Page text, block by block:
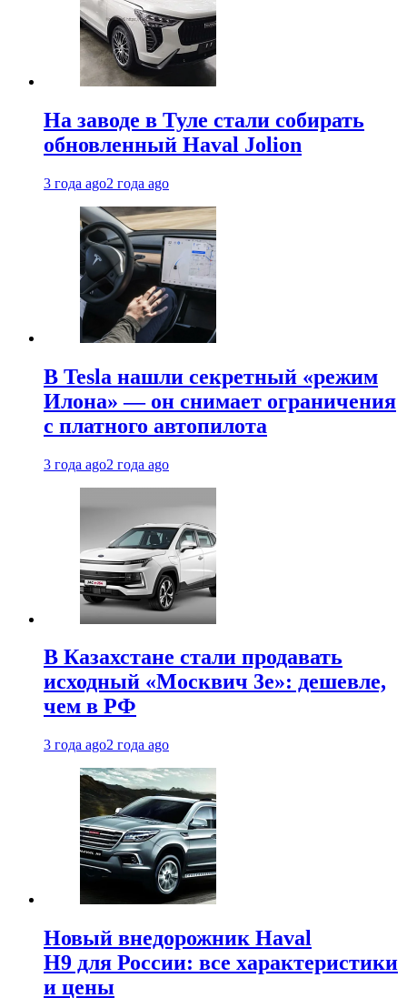
На заводе в Туле стали собирать
обновленный Haval Jolion
3 года ago2 года ago
В Tesla нашли секретный «режим
Илона» — он снимает ограничения
с платного автопилота
3 года ago2 года ago
В Казахстане стали продавать
исходный «Москвич 3e»: дешевле,
чем в РФ
3 года ago2 года ago
Новый внедорожник Haval
H9 для России: все характеристики
и цены